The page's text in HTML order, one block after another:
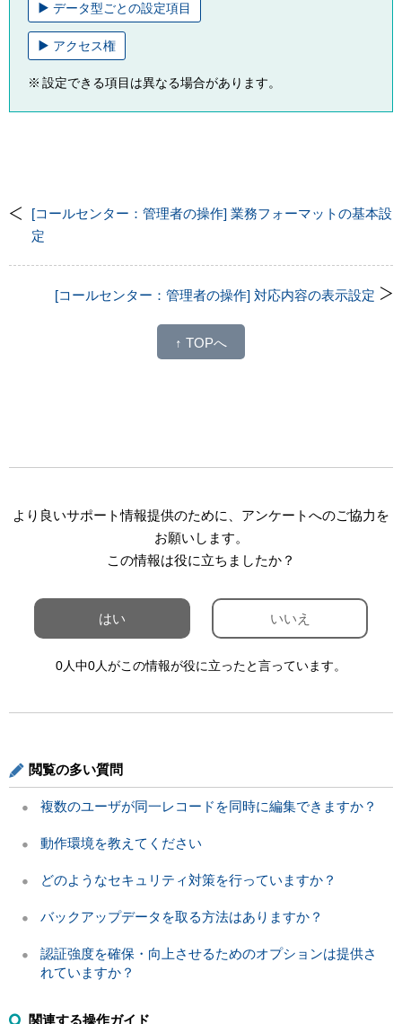
データ型ごとの設定項目
アクセス権
設定できる項目は異なる場合があります。
[コールセンター：管理者の操作] 業務フォーマットの基本設
定
[コールセンター：管理者の操作] 対応内容の表示設定
↑ TOPへ
より良いサポート情報提供のために、アンケートへのご協力を
お願いします。
この情報は役に立ちましたか？
はい いいえ
0人中0人がこの情報が役に立ったと言っています。
閲覧の多い質問
複数のユーザが同一レコードを同時に編集できますか？
動作環境を教えてください
どのようなセキュリティ対策を行っていますか？
バックアップデータを取る方法はありますか？
認証強度を確保・向上させるためのオプションは提供さ
れていますか？
関連する操作ガイド